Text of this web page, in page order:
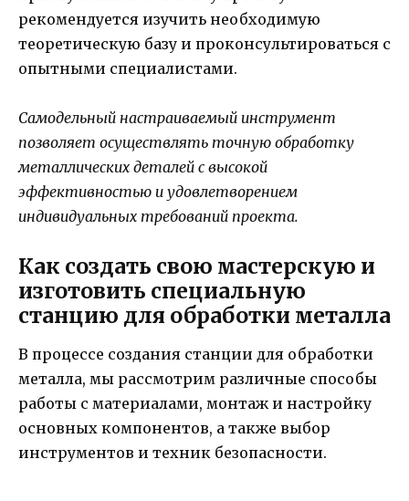
рекомендуется изучить необходимую
теоретическую базу и проконсультироваться с
опытными специалистами.
Самодельный настраиваемый инструмент
позволяет осуществлять точную обработку
металлических деталей с высокой
эффективностью и удовлетворением
индивидуальных требований проекта.
Как создать свою мастерскую и
изготовить специальную
станцию для обработки металла
В процессе создания станции для обработки
металла, мы рассмотрим различные способы
работы с материалами, монтаж и настройку
основных компонентов, а также выбор
инструментов и техник безопасности.